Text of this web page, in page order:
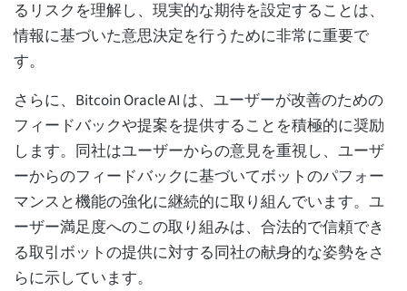
るリスクを理解し、現実的な期待を設定することは、
情報に基づいた意思決定を行うために非常に重要で
す。
さらに、Bitcoin Oracle AI は、ユーザーが改善のための
フィードバックや提案を提供することを積極的に奨励
します。同社はユーザーからの意見を重視し、ユーザ
ーからのフィードバックに基づいてボットのパフォー
マンスと機能の強化に継続的に取り組んでいます。ユ
ーザー満足度へのこの取り組みは、合法的で信頼でき
る取引ボットの提供に対する同社の献身的な姿勢をさ
らに示しています。